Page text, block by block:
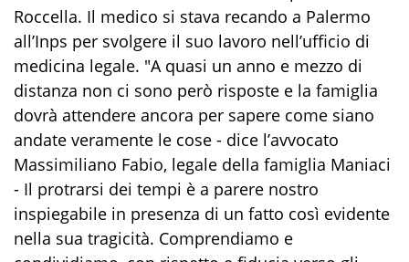
Roccella. Il medico si stava recando a Palermo
all’Inps per svolgere il suo lavoro nell’ufficio di
medicina legale. "A quasi un anno e mezzo di
distanza non ci sono però risposte e la famiglia
dovrà attendere ancora per sapere come siano
andate veramente le cose - dice l’avvocato
Massimiliano Fabio, legale della famiglia Maniaci
- Il protrarsi dei tempi è a parere nostro
inspiegabile in presenza di un fatto così evidente
nella sua tragicità. Comprendiamo e